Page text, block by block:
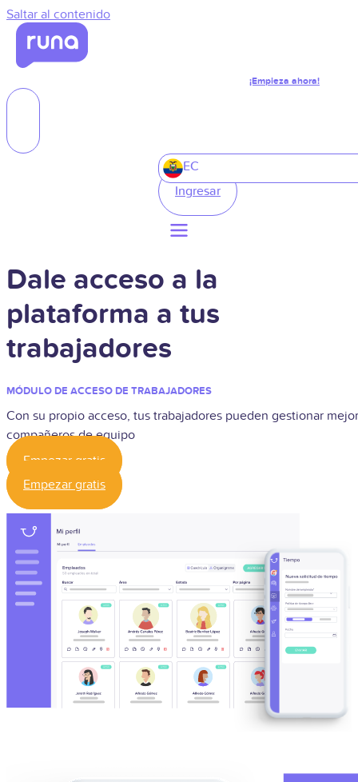
Saltar al contenido
¡Empieza ahora!
EC
Ingresar
Dale acceso a la
plataforma a tus
trabajadores
MÓDULO DE ACCESO DE TRABAJADORES
Con su propio acceso, tus trabajadores pueden gestionar
compañeros de equipo
Empezar gratis
Empezar gratis